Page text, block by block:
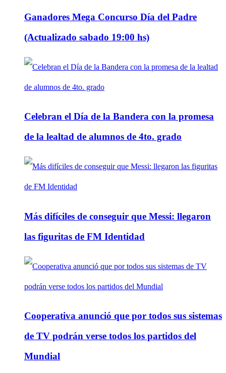
Ganadores Mega Concurso Día del Padre
(Actualizado sabado 19:00 hs)
Celebran el Día de la Bandera con la promesa
de la lealtad de alumnos de 4to. grado
Más difíciles de conseguir que Messi: llegaron
las figuritas de FM Identidad
Cooperativa anunció que por todos sus sistemas
de TV podrán verse todos los partidos del
Mundial